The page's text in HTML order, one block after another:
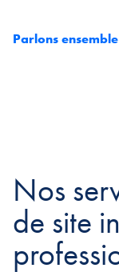
Parlons
Nos
de site